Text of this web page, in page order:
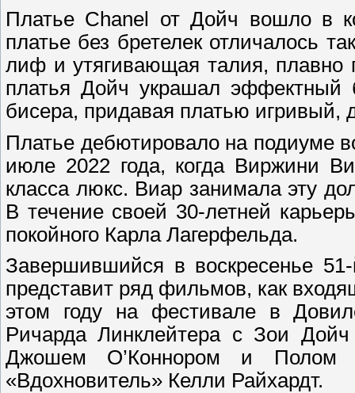
Платье Chanel от Дойч вошло в
платье без бретелек отличалось
лиф и утягивающая талия,
платья Дойч украшал эффектный
бисера, придавая платью игривый,
Платье дебютировало на подиуме
июле 2022 года, когда Виржини
класса люкс. Виар занимала эту
В течение своей 30-летней
покойного Карла Лагерфельда.
Завершившийся в воскресенье
представит ряд фильмов, как
этом году на фестивале в
Ричарда Линклейтера с Зои
Джошем О’Коннором и Полом
«Вдохновитель» Келли Райхардт.